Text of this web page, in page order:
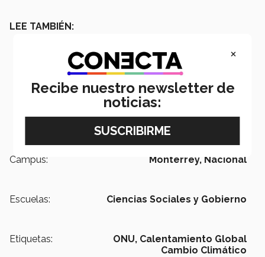
LEE TAMBIÉN:
Campus: Monterrey, Nacional
Escuelas: Ciencias Sociales y Gobierno
Etiquetas: ONU, Calentamiento Global
Cambio Climático
×
Recibe nuestro newsletter de
noticias: